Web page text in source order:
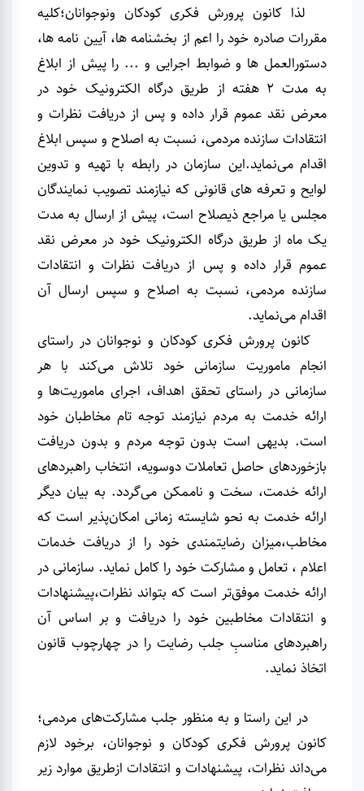
لذا کانون پرورش فکری کودکان ونوجوانان؛کلیه
مقررات صادره خود را اعم از بخشنامه ­ها، آیین نامه­ ها،
دستورالعمل­ ها و ضوابط اجرایی و ... را پیش از ابلاغ
به مدت 2 هفته از طریق درگاه الکترونیک خود در
معرض نقد عموم قرار داده و پس از دریافت نظرات و
انتقادات سازنده مردمی، نسبت به اصلاح و سپس ابلاغ
اقدام می‌نماید.این سازمان در رابطه با تهیه و تدوین
لوایح و تعرفه­ های قانونی که نیازمند تصویب نمایندگان
مجلس یا مراجع ذیصلاح است، پیش از ارسال به مدت
یک ماه از طریق درگاه الکترونیک خود در معرض نقد
عموم قرار داده و پس از دریافت نظرات و انتقادات
سازنده مردمی، نسبت به اصلاح و سپس ارسال آن
اقدام می‌نماید.
کانون پرورش فکری کودکان و نوجوانان در راستای
انجام ماموریت سازمانی خود تلاش می‌کند با هر
سازمانی در راستای تحقق اهداف، اجرای ماموریت‌ها و
ارائه خدمت به مردم نیازمند توجه تام مخاطبان خود
است. بدیهی است بدون توجه مردم و بدون دریافت
بازخورد‌های حاصل تعاملات دوسویه‌، انتخاب راهبرد‌های
ارائه خدمت، سخت و ناممکن می‌گردد. به بیان دیگر
ارائه خدمت به نحو شایسته زمانی امکان‌پذیر است که
مخاطب،میزان رضایتمندی خود را از دریافت خدمات
اعلام ، تعامل و مشارکت خود را کامل نماید. سازمانی در
ارائه خدمت موفق‌تر است که بتواند نظرات،پیشنهادات
و انتقادات مخاطبین خود را دریافت و بر اساس آن
راهبردهای مناسبِ جلب رضایت را در چهارچوب قانون
اتخاذ نماید.
در این راستا و به منظور جلب مشارکت‌های مردمی؛
کانون پرورش فکری کودکان و نوجوانان، برخود لازم
می‌داند نظرات، پیشنهادات و انتقادات ازطریق موارد زیر